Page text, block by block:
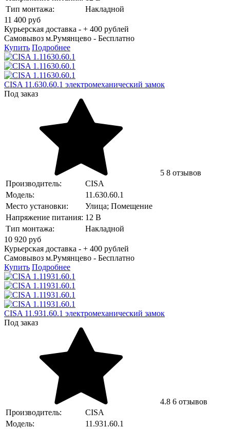
Тип монтажа:
Накладной
11 400 руб
Курьерская доставка - + 400 рублей
Самовывоз м.Румянцево - Бесплатно
Купить Подробнее
CISA 11.630.60.1 электромеханический замок
Под заказ
5 8 отзывов
Производитель:
CISA
Модель:
11.630.60.1
Место установки:
Улица; Помещение
Напряжение питания: 12 В
Тип монтажа:
Накладной
10 920 руб
Курьерская доставка - + 400 рублей
Самовывоз м.Румянцево - Бесплатно
Купить Подробнее
CISA 11.931.60.1 электромеханический замок
Под заказ
4.8 6 отзывов
Производитель:
CISA
Модель:
11.931.60.1